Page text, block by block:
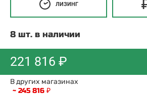
ЛИЗИНГ
8 шт. в наличии
221 816 ₽
В других магазинах
~ 245 816 ₽